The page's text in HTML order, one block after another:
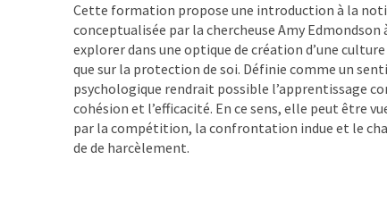
Cette formation propose une introduction à la
conceptualisée par la chercheuse Amy Edmondson
explorer dans une optique de création d’une
que sur la protection de soi. Définie comme un
psychologique rendrait possible l’apprentissage
cohésion et l’efficacité. En ce sens, elle peut être
par la compétition, la confrontation indue et le
de de harcèlement.